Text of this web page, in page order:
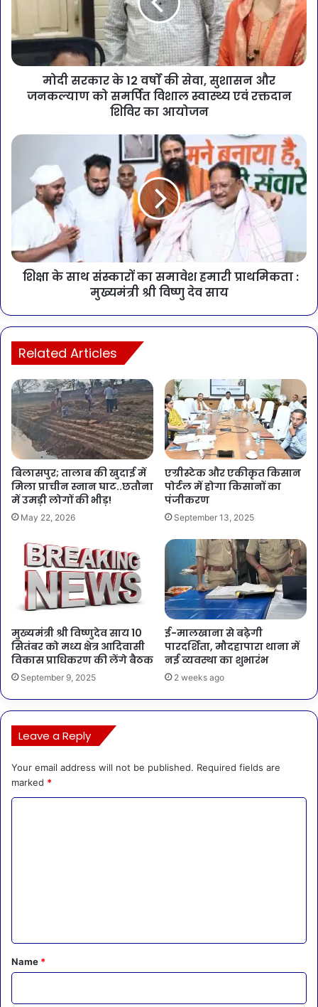
मोदी सरकार के 12 वर्षों की सेवा, सुशासन और
जनकल्याण को समर्पित विशाल स्वास्थ्य एवं रक्तदान
शिविर का आयोजन
शिक्षा के साथ संस्कारों का समावेश हमारी प्राथमिकता :
मुख्यमंत्री श्री विष्णु देव साय
Related Articles
बिलासपुर; तालाब की खुदाई में
मिला प्राचीन स्नान घाट..छतौना
में उमड़ी लोगों की भीड़!
May 22, 2026
एग्रीस्टेक और एकीकृत किसान
पोर्टल में होगा किसानों का
पंजीकरण
September 13, 2025
मुख्यमंत्री श्री विष्णुदेव साय 10
सितंबर को मध्य क्षेत्र आदिवासी
विकास प्राधिकरण की लेंगे बैठक
September 9, 2025
ई-मालखाना से बढ़ेगी
पारदर्शिता, मौदहापारा थाना में
नई व्यवस्था का शुभारंभ
2 weeks ago
Leave a Reply
Your email address will not be published. Required fields are
marked *
*
Name *